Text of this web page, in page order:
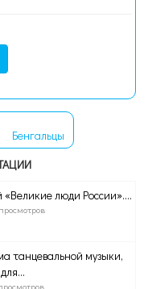
Бенгальцы
люди России»....
танцевальной музыки,
для...